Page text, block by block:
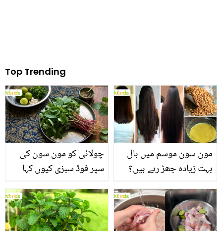
Top Trending
چولائی کو مون سون کی
سپر فوڈ سبزی کیوں کہا
منرلز اور اینٹی آکسیڈنٹس
سے بھرپور اس سبزی کے
مون سون موسم میں بال
بہت زیادہ جھڑ رہے ہیں؟
بنانے کے چند قدرتی طریقے